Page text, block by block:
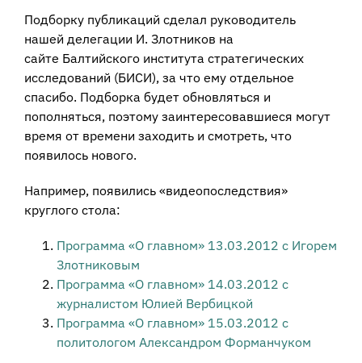
Подборку публикаций сделал руководитель
нашей делегации И. Злотников на
сайте Балтийского института стратегических
исследований (БИСИ), за что ему отдельное
спасибо. Подборка будет обновляться и
пополняться, поэтому заинтересовавшиеся могут
время от времени заходить и смотреть, что
появилось нового.
Например, появились «видеопоследствия»
круглого стола:
Программа «О главном» 13.03.2012 с Игорем
Злотниковым
Программа «О главном» 14.03.2012 с
журналистом Юлией Вербицкой
Программа «О главном» 15.03.2012 с
политологом Александром Форманчуком